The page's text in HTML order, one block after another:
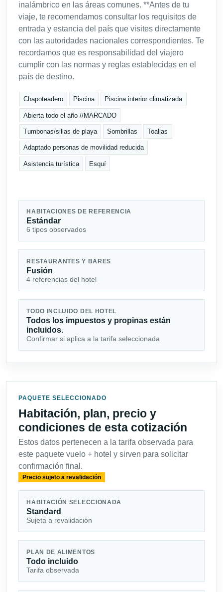
inalámbrico en las áreas comunes. **Antes de tu
viaje, te recomendamos consultar los requisitos de
entrada y estancia del país que visites directamente
con las autoridades nacionales correspondientes. Te
recordamos que es responsabilidad del viajero
cumplir con las normas y reglas establecidas en el
país de destino.
Chapoteadero Piscina Piscina interior climatizada
Abierta todo el año //MARCADO
Tumbonas/sillas de playa Sombrillas Toallas
Adaptado personas de movilidad reducida
Asistencia turística Esquí
HABITACIONES DE REFERENCIA
Estándar
6 tipos observados
RESTAURANTES Y BARES
Fusión
4 referencias del hotel
TODO INCLUIDO DEL HOTEL
Todos los impuestos y propinas están
incluidos.
Confirmar si aplica a la tarifa seleccionada
PAQUETE SELECCIONADO
Habitación, plan, precio y
condiciones de esta cotización
Estos datos pertenecen a la tarifa observada para
este paquete vuelo + hotel y sirven para solicitar
confirmación final.
Precio sujeto a revalidación
HABITACIÓN SELECCIONADA
Standard
Sujeta a revalidación
PLAN DE ALIMENTOS
Todo incluido
Tarifa observada